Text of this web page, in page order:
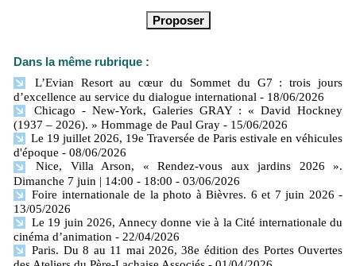
Dans la même rubrique :
L’Evian Resort au cœur du Sommet du G7 : trois jours
d’excellence au service du dialogue international - 18/06/2026
Chicago - New-York, Galeries GRAY : « David Hockney
(1937 – 2026). » Hommage de Paul Gray - 15/06/2026
Le 19 juillet 2026, 19e Traversée de Paris estivale en véhicules
d'époque - 08/06/2026
Nice, Villa Arson, « Rendez-vous aux jardins 2026 ».
Dimanche 7 juin | 14:00 - 18:00 - 03/06/2026
Foire internationale de la photo à Bièvres. 6 et 7 juin 2026 -
13/05/2026
Le 19 juin 2026, Annecy donne vie à la Cité internationale du
cinéma d’animation - 22/04/2026
Paris. Du 8 au 11 mai 2026, 38e édition des Portes Ouvertes